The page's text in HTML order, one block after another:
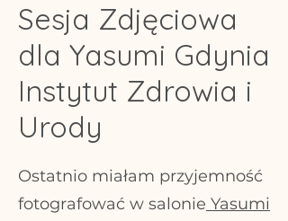
Sesja Zdjęciowa
dla Yasumi Gdynia
Instytut Zdrowia i
Urody
Ostatnio miałam przyjemność
fotografować w salonie Yasumi